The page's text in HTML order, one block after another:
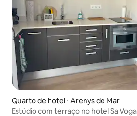
Quarto de hotel ⋅ Arenys de Mar
Estúdio com terraço no hotel Sa Voga